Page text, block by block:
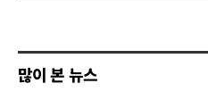
기
많이 본 뉴스